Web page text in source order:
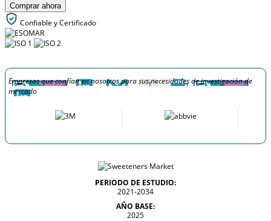
Comprar ahora
Confiable y Certificado
Empresas que confían en nosotros para sus necesidades de investigación de
mercado
PERIODO DE ESTUDIO:
2021-2034
AÑO BASE:
2025